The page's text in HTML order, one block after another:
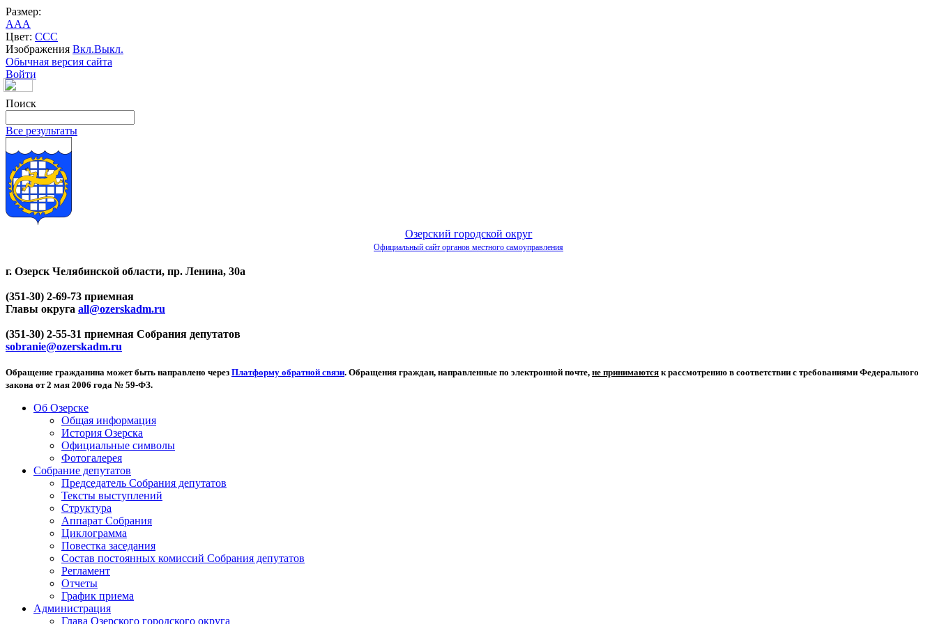
Размер:
AAA
Цвет: CCC
Изображения Вкл.Выкл.
Обычная версия сайта
Войти
Поиск
Все результаты
Озерский городской округ
Официальный сайт органов местного самоуправления
г. Озерск Челябинской области, пр. Ленина, 30а
(351-30) 2-69-73 приемная
Главы округа all@ozerskadm.ru
(351-30) 2-55-31 приемная Собрания депутатов
sobranie@ozerskadm.ru
Обращение гражданина может быть направлено через Платформу обратной связи. Обращения граждан, направленные по электронной почте, не принимаются к рассмотрению в соответствии с требованиями Федерального
закона от 2 мая 2006 года № 59-ФЗ.
Об Озерске
Общая информация
История Озерска
Официальные символы
Фотогалерея
Собрание депутатов
Председатель Собрания депутатов
Тексты выступлений
Структура
Аппарат Собрания
Циклограмма
Повестка заседания
Состав постоянных комиссий Собрания депутатов
Регламент
Отчеты
График приема
Администрация
Глава Озерского городского округа